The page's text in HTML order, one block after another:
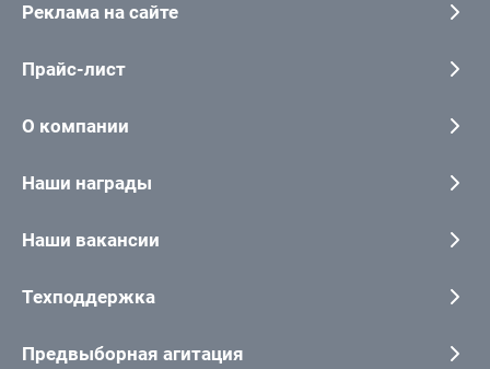
Реклама на сайте
Прайс-лист
О компании
Наши награды
Наши вакансии
Техподдержка
Предвыборная агитация